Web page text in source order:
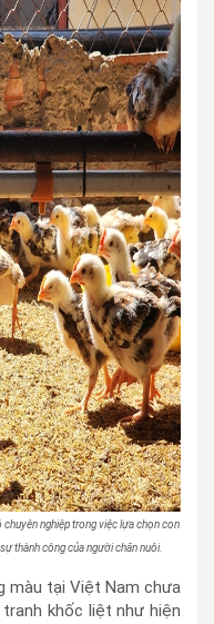
nghiệp trong việc lựa chọn con
thành công của người chăn nuôi.
màu tại Việt Nam chưa
khốc liệt như hiện